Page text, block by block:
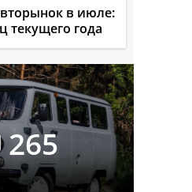
в июле:
текущего года
265